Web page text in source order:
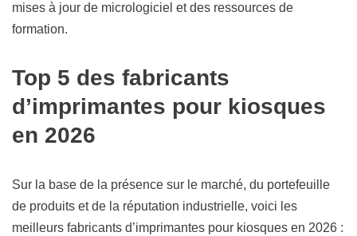
mises à jour de micrologiciel et des ressources de
formation.
Top 5 des fabricants
d’imprimantes pour kiosques
en 2026
Sur la base de la présence sur le marché, du portefeuille
de produits et de la réputation industrielle, voici les
meilleurs fabricants d’imprimantes pour kiosques en 2026 :